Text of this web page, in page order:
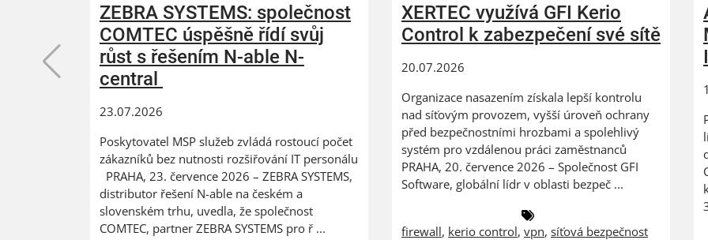
ZEBRA SYSTEMS: společnost
COMTEC úspěšně řídí svůj
růst s řešením N-able N-
central
23.07.2026
Poskytovatel MSP služeb zvládá rostoucí počet
zákazníků bez nutnosti rozšiřování IT personálu
PRAHA, 23. července 2026 – ZEBRA SYSTEMS,
distributor řešení N-able na českém a
slovenském trhu, uvedla, že společnost
COMTEC, partner ZEBRA SYSTEMS pro ř ...
XERTEC využívá GFI Kerio
Control k zabezpečení své sítě
20.07.2026
Organizace nasazením získala lepší kontrolu
nad síťovým provozem, vyšší úroveň ochrany
před bezpečnostními hrozbami a spolehlivý
systém pro vzdálenou práci zaměstnanců
PRAHA, 20. července 2026 – Společnost GFI
Software, globální lídr v oblasti bezpeč ...
firewall, kerio control, vpn, síťová bezpečnost